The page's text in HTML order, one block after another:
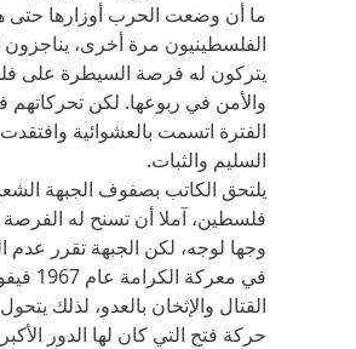
ما أن وضعت الحرب أوزارها حتى
الفلسطينيون مرة أخرى، يناجزون
يتركون له فرصة السيطرة على
والأمن في ربوعها. لكن تحركاتهم
الفترة اتسمت بالعشوائية
السليم والثبات.
يلتحق الكاتب بصفوف الجبهة
فلسطين، آملا أن تسنح له الفرصة
وجها لوجه، لكن الجبهة تقرر عدم
في معركة
القتال والإثخان بالعدو، لذلك
حركة فتح التي كان لها الدور